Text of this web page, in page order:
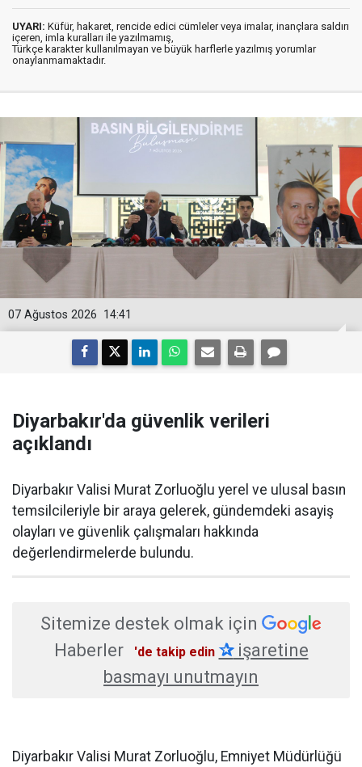
UYARI: Küfür, hakaret, rencide edici cümleler veya imalar, inançlara saldırı
içeren, imla kuralları ile yazılmamış,
Türkçe karakter kullanılmayan ve büyük harflerle yazılmış yorumlar
onaylanmamaktadır.
14:41
07 Ağustos 2026
Diyarbakır'da güvenlik verileri
açıklandı
Diyarbakır Valisi Murat Zorluoğlu yerel ve ulusal basın
temsilcileriyle bir araya gelerek, gündemdeki asayiş
olayları ve güvenlik çalışmaları hakkında
değerlendirmelerde bulundu.
Sitemize destek olmak için
Haberler
'de takip edin ✰işaretine
basmayı unutmayın
Diyarbakır Valisi Murat Zorluoğlu, Emniyet Müdürlüğü